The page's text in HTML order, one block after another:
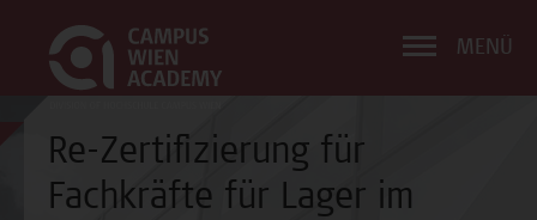
MENÜ
Re-Zertifizierung für
Fachkräfte für Lager im